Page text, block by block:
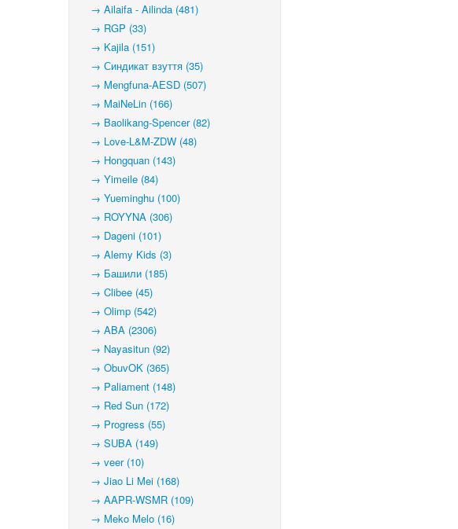
→ Ailaifa - Ailinda (481)
→ RGP (33)
→ Kajila (151)
→ Синдикат взуття (35)
→ Mengfuna-AESD (507)
→ MaiNeLin (166)
→ Baolikang-Spencer (82)
→ Love-L&M-ZDW (48)
→ Hongquan (143)
→ Yimeile (84)
→ Yueminghu (100)
→ ROYYNA (306)
→ Dageni (101)
→ Alemy Kids (3)
→ Башили (185)
→ Clibee (45)
→ Olimp (542)
→ ABA (2306)
→ Nayasitun (92)
→ ObuvOK (365)
→ Paliament (148)
→ Red Sun (172)
→ Progress (55)
→ SUBA (149)
→ veer (10)
→ Jiao Li Mei (168)
→ AAPR-WSMR (109)
→ Meko Melo (16)